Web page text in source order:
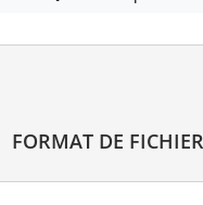
FORMAT DE FICHIER